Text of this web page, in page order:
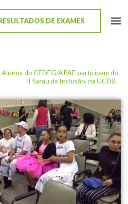
Grande
DE EXAMES
Alunos do CEDEG/APAE participam do
II Sarau da Inclusão, na UCDB.